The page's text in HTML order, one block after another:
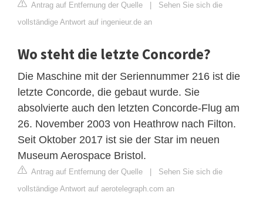
Antrag auf Entfernung der Quelle | Sehen Sie sich die
vollständige Antwort auf ingenieur.de an
Wo steht die letzte Concorde?
Die Maschine mit der Seriennummer 216 ist die
letzte Concorde, die gebaut wurde. Sie
absolvierte auch den letzten Concorde-Flug am
26. November 2003 von Heathrow nach Filton.
Seit Oktober 2017 ist sie der Star im neuen
Museum Aerospace Bristol.
Antrag auf Entfernung der Quelle | Sehen Sie sich die
vollständige Antwort auf aerotelegraph.com an